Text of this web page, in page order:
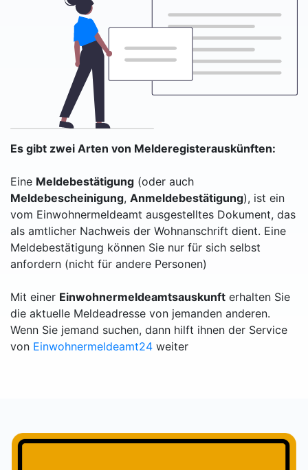
Es gibt zwei Arten von Melderegisterauskünften:
Eine Meldebestätigung (oder auch
Meldebescheinigung, Anmeldebestätigung), ist ein
vom Einwohnermeldeamt ausgestelltes Dokument, das
als amtlicher Nachweis der Wohnanschrift dient. Eine
Meldebestätigung können Sie nur für sich selbst
anfordern (nicht für andere Personen)
Mit einer Einwohnermeldeamtsauskunft erhalten Sie
die aktuelle Meldeadresse von jemanden anderen.
Wenn Sie jemand suchen, dann hilft ihnen der Service
von Einwohnermeldeamt24 weiter